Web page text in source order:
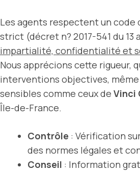
Les agents respectent un code
strict (décret n? 2017-541 du 13
impartialité, confidentialité et
Nous apprécions cette rigueur,
interventions objectives,
sensibles comme ceux de Vinci
Île-de-France.
Contrôle : Vérification
des normes légales et
Conseil : Information